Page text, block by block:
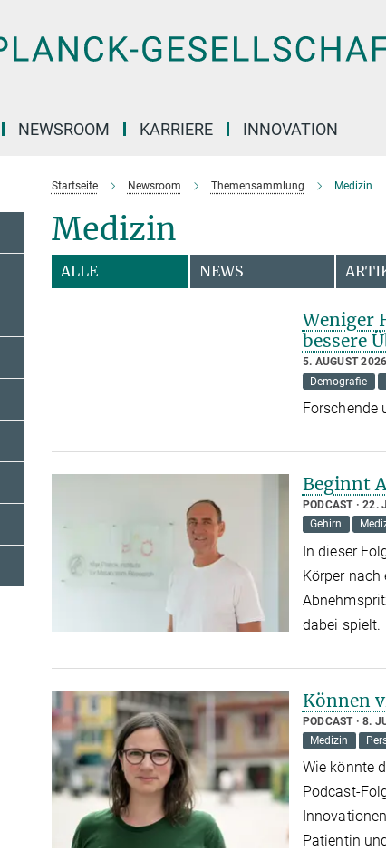
NEWSROOM KARRIERE INNOVATION
Startseite Newsroom Themensammlung Medizin
Medizin
ALLE NEWS
Weniger
bessere
5. AUGUST 2026
Demografie
Forschende
Beginnt
PODCAST
22.
Gehirn
In dieser
Körper
dabei spielt.
Können
PODCAST
8.
Medizin
Wie könnte
Podcast-
Patientin